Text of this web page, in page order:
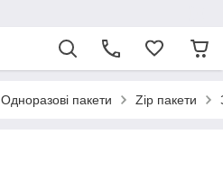
Одноразові пакети Zip пакети